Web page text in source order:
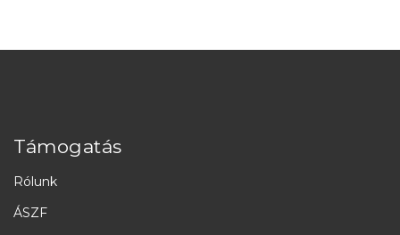
Támogatás
Rólunk
ÁSZF